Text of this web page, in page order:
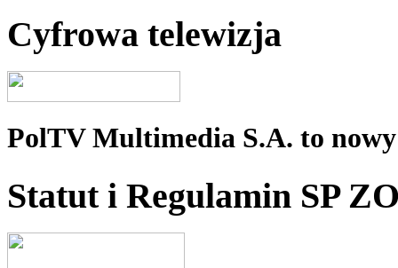
Cyfrowa telewizja
PolTV Multimedia S.A. to
Statut i Regulamin SP